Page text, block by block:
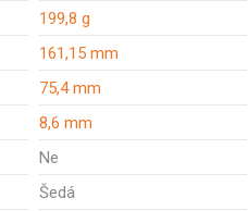
199,8 g
161,15 mm
75,4 mm
8,6 mm
Ne
Šedá